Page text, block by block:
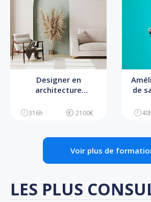
Designer en
architecture
Conception et
316h 2100€
de
Voir plus de
LES PLUS